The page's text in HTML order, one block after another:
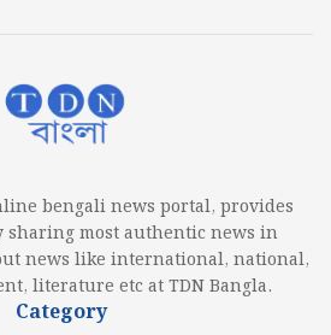
bengali news portal, provides
sharing most authentic news in
news like international, national,
literature etc at TDN Bangla.
Category